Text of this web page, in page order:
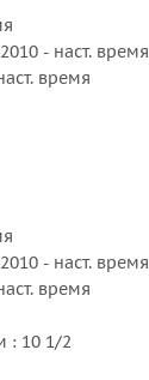
- наст. время
время
- наст. время
время
: 10 1/2